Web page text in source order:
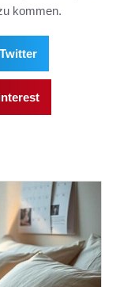
kommen.
Twitter